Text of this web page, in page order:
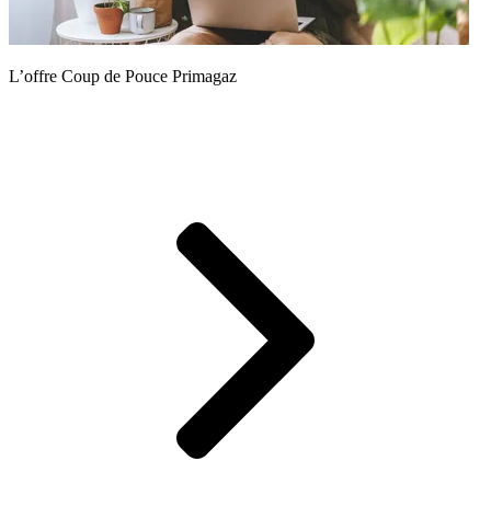
L’offre Coup de Pouce Primagaz